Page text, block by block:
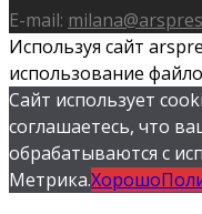
E-mail:
Используя сайт
использование
Сайт использует
соглашаетесь, что
обрабатываются с
Метрика.Хорошо